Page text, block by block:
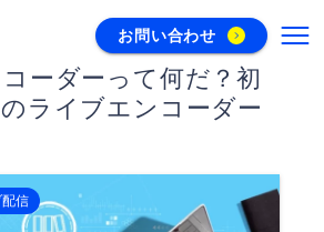
お問い合わせ
ーダーって何だ？初
ライブエンコーダー
信